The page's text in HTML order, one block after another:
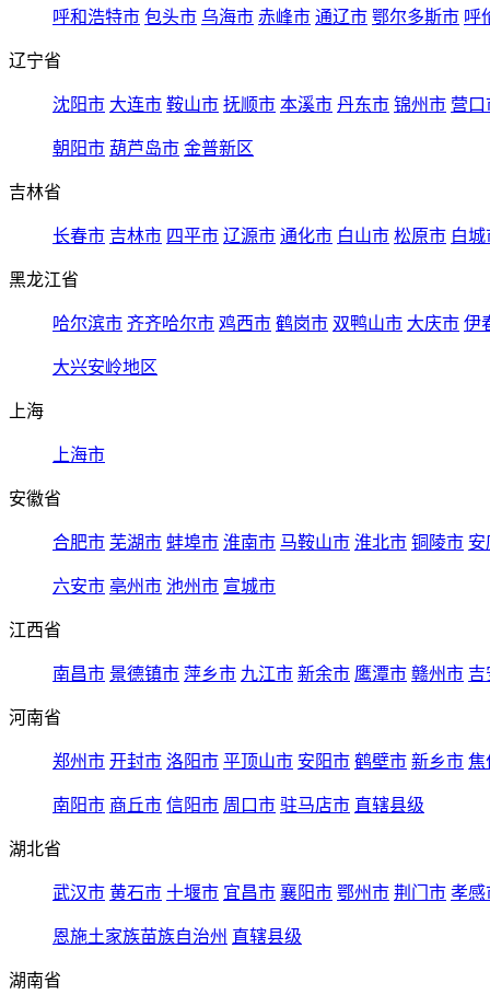
呼和浩特市 包头市 乌海市 赤峰市 通辽市 鄂尔多斯市 呼
辽宁省
沈阳市 大连市 鞍山市 抚顺市 本溪市 丹东市 锦州市 营口
朝阳市 葫芦岛市 金普新区
吉林省
长春市 吉林市 四平市 辽源市 通化市 白山市 松原市 白城
黑龙江省
哈尔滨市 齐齐哈尔市 鸡西市 鹤岗市 双鸭山市 大庆市 伊
大兴安岭地区
上海
上海市
安徽省
合肥市 芜湖市 蚌埠市 淮南市 马鞍山市 淮北市 铜陵市 安
六安市 亳州市 池州市 宣城市
江西省
南昌市 景德镇市 萍乡市 九江市 新余市 鹰潭市 赣州市 吉
河南省
郑州市 开封市 洛阳市 平顶山市 安阳市 鹤壁市 新乡市 焦
南阳市 商丘市 信阳市 周口市 驻马店市 直辖县级
湖北省
武汉市 黄石市 十堰市 宜昌市 襄阳市 鄂州市 荆门市 孝感
恩施土家族苗族自治州 直辖县级
湖南省